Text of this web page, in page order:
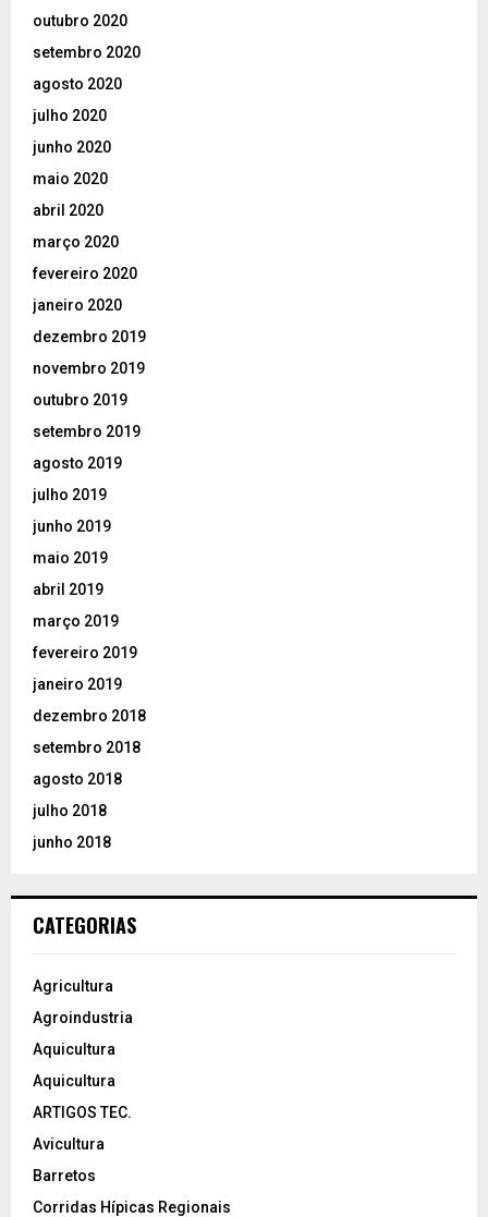
outubro 2020
setembro 2020
agosto 2020
julho 2020
junho 2020
maio 2020
abril 2020
março 2020
fevereiro 2020
janeiro 2020
dezembro 2019
novembro 2019
outubro 2019
setembro 2019
agosto 2019
julho 2019
junho 2019
maio 2019
abril 2019
março 2019
fevereiro 2019
janeiro 2019
dezembro 2018
setembro 2018
agosto 2018
julho 2018
junho 2018
CATEGORIAS
Agricultura
Agroindustria
Aquicultura
Aquicultura
ARTIGOS TEC.
Avicultura
Barretos
Corridas Hípicas Regionais